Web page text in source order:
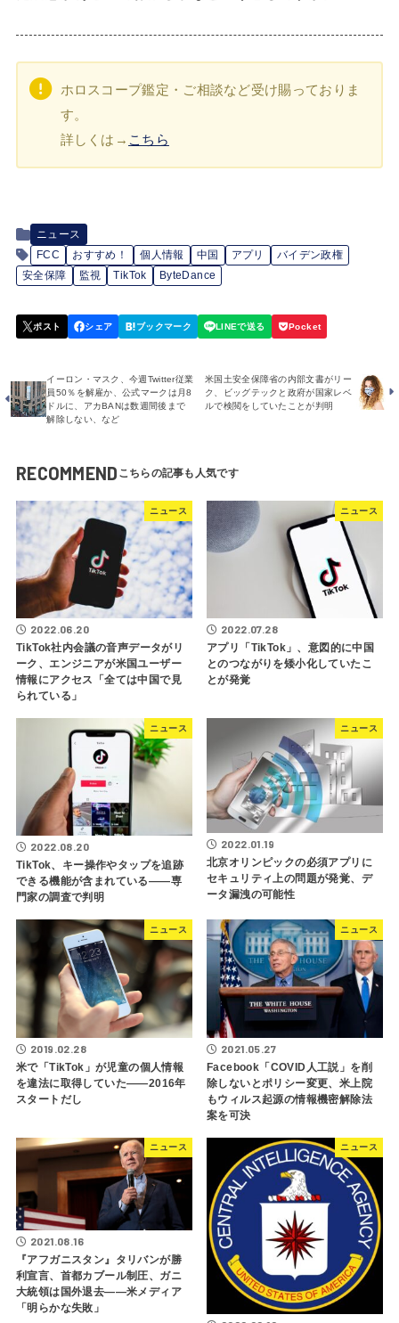
ホロスコープ鑑定・ご相談など受け賜っておりま
す。
詳しくは→ こちら
ニュース
FCC
おすすめ！ 個人情報 中国 アプリ
バイデン政権
安全保障
監視 TikTok ByteDance
イーロン・マスク、今週Twitter従業
員50％を解雇か、公式マークは月8
ドルに、アカBANは数週間後まで
解除しない、など
米国土安全保障省の内部文書がリー
ク、ビッグテックと政府が国家レベ
ルで検閲をしていたことが判明
RECOMMEND
ニュース
2022.06.20
TikTok社内会議の音声データがリ
ーク、エンジニアが米国ユーザー
情報にアクセス「全ては中国で見
られている」
ニュース
2022.07.28
アプリ「TikTok」、意図的に中国
とのつながりを矮小化していたこ
とが発覚
ニュース
2022.08.20
TikTok、キー操作やタップを追跡
できる機能が含まれている――専
門家の調査で判明
ニュース
2022.01.19
北京オリンピックの必須アプリに
セキュリティ上の問題が発覚、デ
ータ漏洩の可能性
ニュース
2019.02.28
米で「TikTok」が児童の個人情報
を違法に取得していた――2016年
スタートだし
ニュース
2021.05.27
Facebook「COVID人工説」を削
除しないとポリシー変更、米上院
もウィルス起源の情報機密解除法
案を可決
ニュース
2021.08.16
『アフガニスタン』タリバンが勝
利宣言、首都カブール制圧、ガニ
大統領は国外退去――米メディア
「明らかな失敗」
ニュース